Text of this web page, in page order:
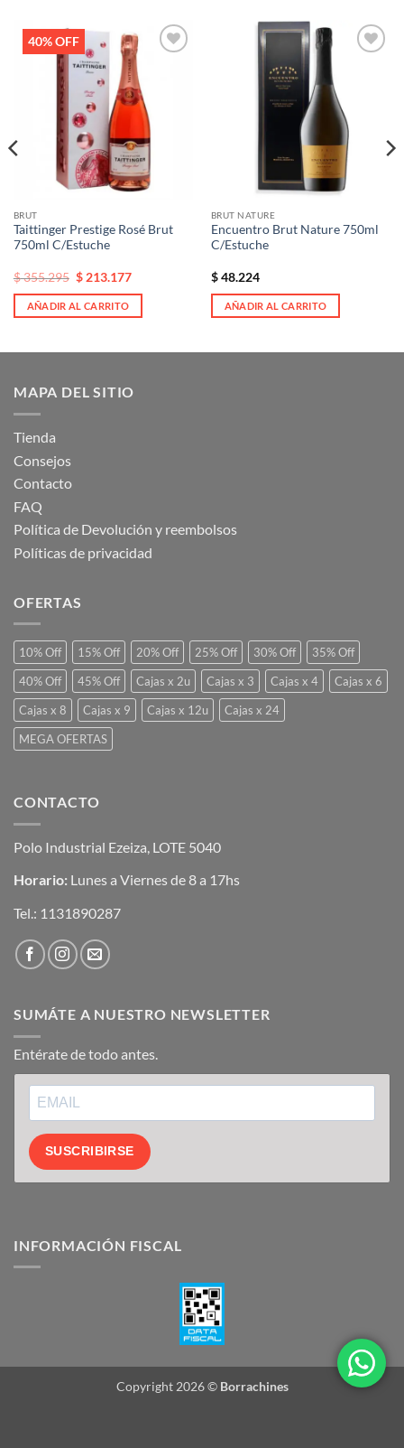
40% OFF
BRUT
Taittinger Prestige Rosé Brut
750ml C/Estuche
El
precio
original
era:
$355.295 El
actual
es:
$213.177
AÑADIR AL CARRITO
BRUT NATURE
Encuentro Brut Nature 750ml
C/Estuche
$48.224
AÑADIR AL CARRITO
MAPA DEL SITIO
Tienda
Consejos
Contacto
FAQ
Política de Devolución y reembolsos
Políticas de privacidad
OFERTAS
10% Off 15% Off 20% Off 25% Off 30% Off
35% Off
40% Off
45% Off Cajas x 2u Cajas x 3 Cajas x 4
Cajas x 6
Cajas x 8
Cajas x 9 Cajas x 12u
Cajas x 24
MEGA OFERTAS
CONTACTO
Polo Industrial Ezeiza, LOTE 5040
Horario: Lunes a Viernes de 8 a 17hs
Tel.: 1131890287
SUMÁTE A NUESTRO NEWSLETTER
Entérate de todo antes.
SUSCRIBIRSE
INFORMACIÓN FISCAL
Copyright 2026 © Borrachines